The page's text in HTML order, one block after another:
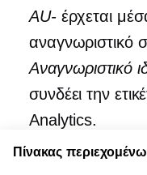
AU-έρχεται
αναγνωριστικό
Αναγνωριστικό
συνδέει την
Analytics.
Επιλέξτε τον
Πίνακας